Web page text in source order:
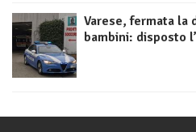
Varese, fermata la
bambini: disposto